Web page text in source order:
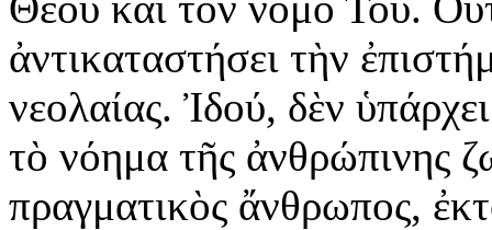
ἀντικαταστήσει τὴν
νεολαίας. Ἰδού, δὲν
τὸ νόημα τῆς ἀνθρώπινης
πραγματικὸς ἄνθρωπος,